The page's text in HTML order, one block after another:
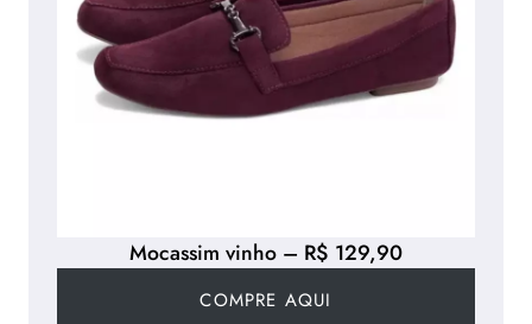
Mocassim vinho – R$ 129,90
COMPRE AQUI